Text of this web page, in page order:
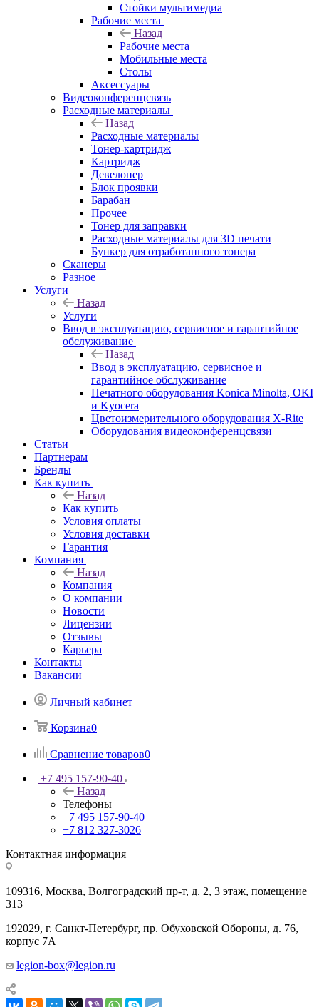
Стойки мультимедиа
Рабочие места
Назад
Рабочие места
Мобильные места
Столы
Аксессуары
Видеоконференцсвязь
Расходные материалы
Назад
Расходные материалы
Тонер-картридж
Картридж
Девелопер
Блок проявки
Барабан
Прочее
Тонер для заправки
Расходные материалы для 3D печати
Бункер для отработанного тонера
Сканеры
Разное
Услуги
Назад
Услуги
Ввод в эксплуатацию, сервисное и гарантийное
обслуживание
Назад
Ввод в эксплуатацию, сервисное и
гарантийное обслуживание
Печатного оборудования Konica Minolta, OKI
и Kyocera
Цветоизмерительного оборудования X-Rite
Оборудования видеоконференцсвязи
Статьи
Партнерам
Бренды
Как купить
Назад
Как купить
Условия оплаты
Условия доставки
Гарантия
Компания
Назад
Компания
О компании
Новости
Лицензии
Отзывы
Карьера
Контакты
Вакансии
Личный кабинет
Корзина0
Сравнение товаров0
+7 495 157-90-40
Назад
Телефоны
+7 495 157-90-40
+7 812 327-3026
Контактная информация
109316, Москва, Волгоградский пр-т, д. 2, 3 этаж, помещение
313
192029, г. Санкт-Петербург, пр. Обуховской Обороны, д. 76,
корпус 7А
legion-box@legion.ru